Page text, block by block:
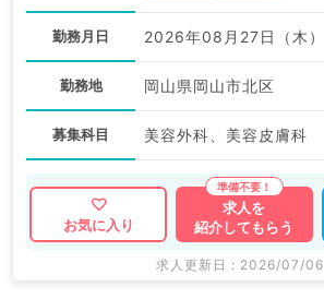
勤務月日 2026年08月27日（木）
勤務地 岡山県岡山市北区
募集科目 美容外科、美容皮膚科
お気に入り
求人を
紹介してもらう
求人更新日 : 2026/07/06